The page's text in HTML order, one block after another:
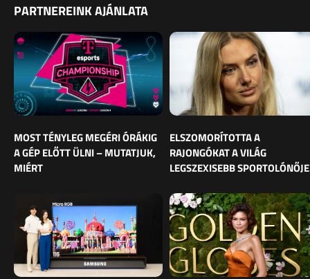
PARTNEREINK AJÁNLATA
MOST TÉNYLEG MEGÉRI ÓRÁKIG
A GÉP ELŐTT ÜLNI – MUTATJUK,
MIÉRT
ELSZOMORÍTOTTA A
RAJONGÓKAT A VILÁG
LEGSZEXISEBB SPORTOLÓNŐJE